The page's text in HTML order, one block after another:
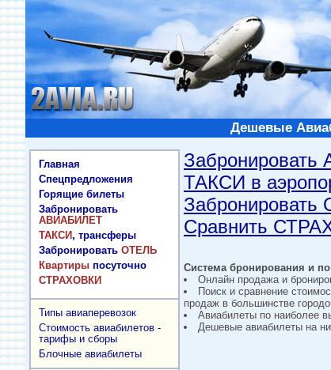
Дешевые
Главная
Спецпредложения
Горящие билеты
Забронировать
АВИАБИЛЕТ
ТАКСИ, трансферы
Забронировать ОТЕЛЬ
Квартиры посуточно
СТРАХОВКИ
Типы авиаперевозок
Стоимость авиабилетов -
тарифы и сборы
Блочные авиабилеты
ТАКСИ в
Сравнить
Система бронирования и
Онлайн продажа и
Поиск и сравнение
продаж в большинстве
Авиабилеты по наиболее
Дешевые авиабилеты на